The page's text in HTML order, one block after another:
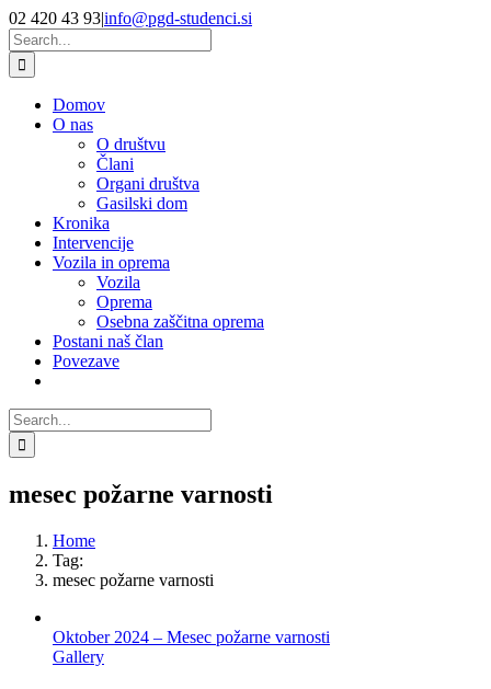
Skip
to
content
Facebook
YouTube
02 420 43 93|info@pgd-studenci.si
Search
for:
Domov
O nas
O društvu
Člani
Organi društva
Gasilski dom
Kronika
Intervencije
Vozila in oprema
Vozila
Oprema
Osebna zaščitna oprema
Postani naš član
Povezave
Search
for:
mesec požarne varnosti
Home
Tag:
mesec požarne varnosti
Oktober 2024 – Mesec požarne varnosti
Gallery